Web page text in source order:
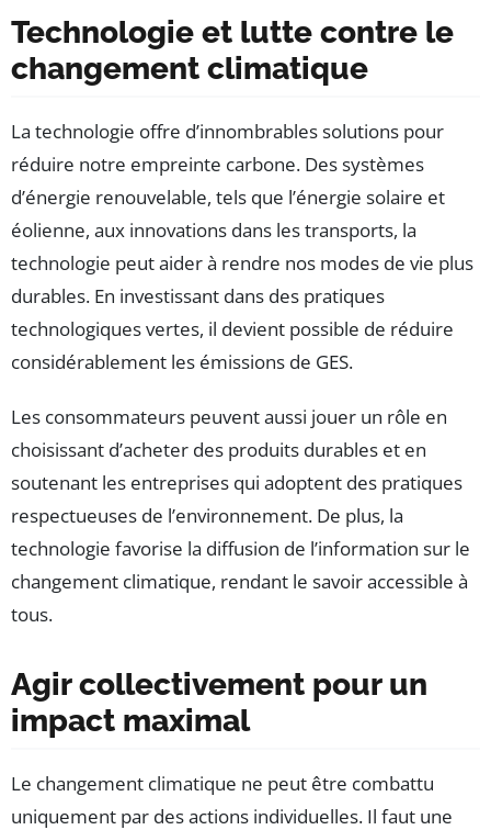
Technologie et lutte contre le
changement climatique
La technologie offre d’innombrables solutions pour
réduire notre empreinte carbone. Des systèmes
d’énergie renouvelable, tels que l’énergie solaire et
éolienne, aux innovations dans les transports, la
technologie peut aider à rendre nos modes de vie plus
durables. En investissant dans des pratiques
technologiques vertes, il devient possible de réduire
considérablement les émissions de GES.
Les consommateurs peuvent aussi jouer un rôle en
choisissant d’acheter des produits durables et en
soutenant les entreprises qui adoptent des pratiques
respectueuses de l’environnement. De plus, la
technologie favorise la diffusion de l’information sur le
changement climatique, rendant le savoir accessible à
tous.
Agir collectivement pour un
impact maximal
Le changement climatique ne peut être combattu
uniquement par des actions individuelles. Il faut une